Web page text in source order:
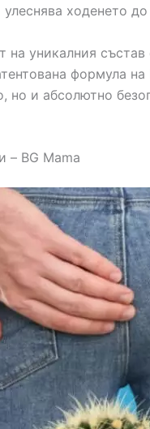
ходенето до
на уникалния
формула
но и абсолютно
– BG Mama